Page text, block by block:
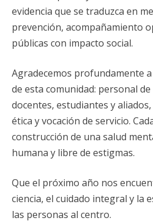
evidencia que se traduzca en
prevención, acompañamiento
públicas con impacto social.
Agradecemos profundamente
de esta comunidad: personal
docentes, estudiantes y
ética y vocación de servicio.
construcción de una salud
humana y libre de estigmas.
Que el próximo año nos
ciencia, el cuidado integral y la
las personas al centro.